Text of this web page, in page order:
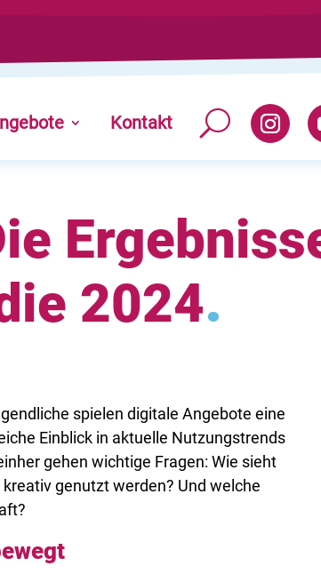
Kontakt
2024.
spielen digitale Angebote eine
Einblick in aktuelle Nutzungstrends
gehen wichtige Fragen: Wie sieht
genutzt werden? Und welche